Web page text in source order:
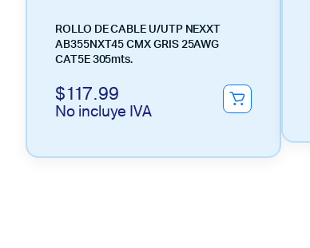
ROLLO DE CABLE U/UTP NEXXT
AB355NXT45 CMX GRIS 25AWG
CAT5E 305mts.
$117.99
No incluye IVA